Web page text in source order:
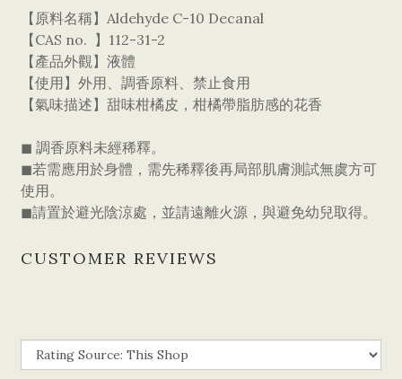
【原料名稱】Aldehyde C-10 Decanal
【CAS no. 】112-31-2
【產品外觀】液體
【使用】外用、調香原料、禁止食用
【氣味描述】甜味柑橘皮，柑橘帶脂肪感的花香
◼ 調香原料未經稀釋。
◼若需應用於身體，需先稀釋後再局部肌膚測試無虞方可
使用。
◼請置於避光陰涼處，並請遠離火源，與避免幼兒取得。
CUSTOMER REVIEWS